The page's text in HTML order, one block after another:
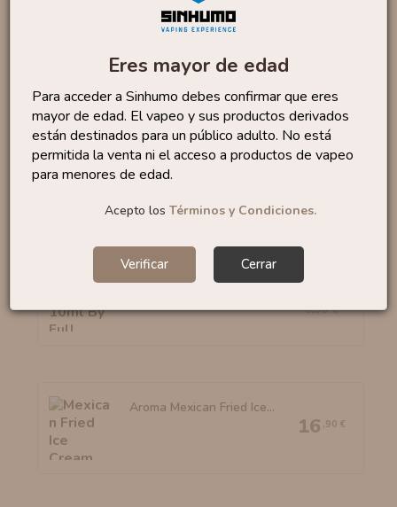
Eres mayor de edad
Para acceder a Sinhumo debes confirmar que eres
mayor de edad. El vapeo y sus productos derivados
están destinados para un público adulto. No está
permitida la venta ni el acceso a productos de vapeo
para menores de edad.
Acepto los Términos y Condiciones.
Verificar Cerrar
Marca: Oil4Vap
Categoría: Postres
Formato:8 ml (100% PG)
Porcentaje recomendado:20%
Tiempo maceración:1 - 3 días
Fabricado en ESPAÑA
Productos similares
Aroma Pink 10ml By Full
6,50 €
4
Aroma Mexican Fried Ice...
16 ,90 €